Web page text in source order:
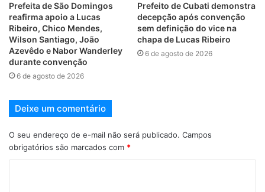
Prefeita de São Domingos
reafirma apoio a Lucas
Ribeiro, Chico Mendes,
Wilson Santiago, João
Azevêdo e Nabor Wanderley
durante convenção
6 de agosto de 2026
Prefeito de Cubati demonstra
decepção após convenção
sem definição do vice na
chapa de Lucas Ribeiro
6 de agosto de 2026
Deixe um comentário
O seu endereço de e-mail não será publicado. Campos
obrigatórios são marcados com *